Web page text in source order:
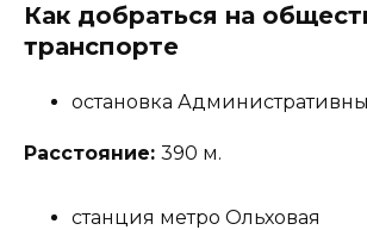
Как добраться на
транспорте
остановка
Расстояние: 390 м.
станция метро Ольховая